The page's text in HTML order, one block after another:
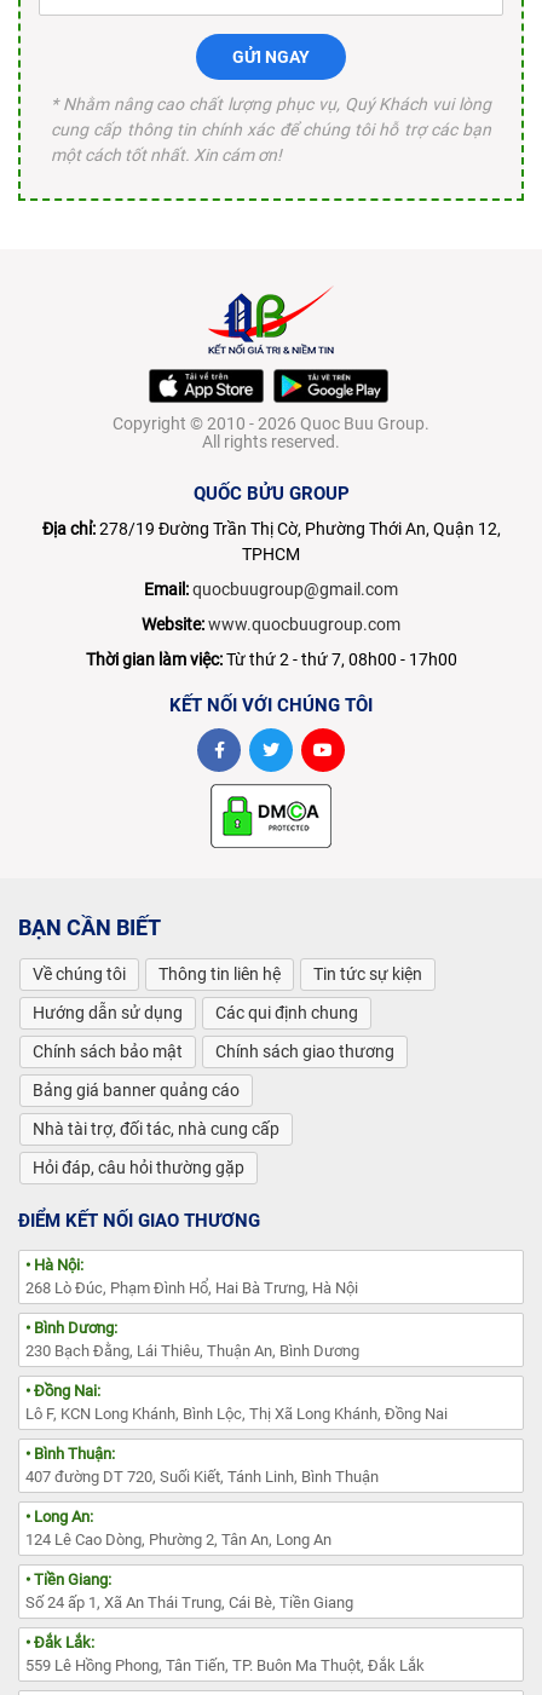
GỬI NGAY
* Nhằm nâng cao chất lượng phục vụ, Quý Khách vui lòng
cung cấp thông tin chính xác để chúng tôi hỗ trợ các bạn
một cách tốt nhất. Xin cám ơn!
Copyright © 2010 - 2026 Quoc Buu Group.
All rights reserved.
QUỐC BỬU GROUP
Địa chỉ:278/19 Đường Trần Thị Cờ, Phường Thới An, Quận 12,
TPHCM
Email:quocbuugroup@gmail.com
Website:www.quocbuugroup.com
Thời gian làm việc:Từ thứ 2 - thứ 7, 08h00 - 17h00
KẾT NỐI VỚI CHÚNG TÔI
BẠN CẦN BIẾT
Về chúng tôi Thông tin liên hệ
Tin tức sự kiện
Hướng dẫn sử dụng
Các qui định chung
Chính sách bảo mật
Chính sách giao thương
Bảng giá banner quảng cáo
Nhà tài trợ, đối tác, nhà cung cấp
Hỏi đáp, câu hỏi thường gặp
ĐIỂM KẾT NỐI GIAO THƯƠNG
• Hà Nội:
268 Lò Đúc, Phạm Đình Hổ, Hai Bà Trưng, Hà Nội
• Bình Dương:
230 Bạch Đằng, Lái Thiêu, Thuận An, Bình Dương
• Đồng Nai:
Lô F, KCN Long Khánh, Bình Lộc, Thị Xã Long Khánh, Đồng Nai
• Bình Thuận:
407 đường DT 720, Suối Kiết, Tánh Linh, Bình Thuận
• Long An:
124 Lê Cao Dòng, Phường 2, Tân An, Long An
• Tiền Giang:
Số 24 ấp 1, Xã An Thái Trung, Cái Bè, Tiền Giang
• Đắk Lắk:
559 Lê Hồng Phong, Tân Tiến, TP. Buôn Ma Thuột, Đắk Lắk